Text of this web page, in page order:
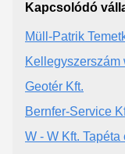
Kapcsolódó
Müll-Patrik
Kellegyszerszám
Geotér Kft.
Bernfer-Service
W - W Kft. Tapéta